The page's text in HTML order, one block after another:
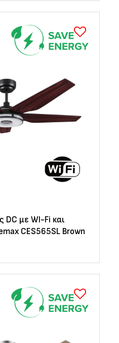
με WI-Fi και
CES565SL Brown